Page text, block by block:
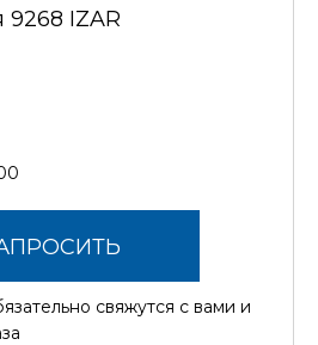
IZAR
свяжутся с вами и